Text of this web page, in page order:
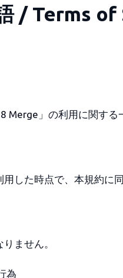
/ Terms of
Merge」の利用に関する
した時点で、本規約に
ません。
為